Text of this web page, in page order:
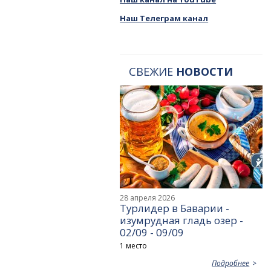
Наш Телеграм канал
СВЕЖИЕ НОВОСТИ
28 апреля 2026
Турлидер в Баварии -
изумрудная гладь озер -
02/09 - 09/09
1 место
Подробнее